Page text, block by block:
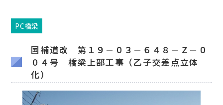
PC橋梁
国補道改 第１９－０３－６４８－Ｚ－０
０４号 橋梁上部工事（乙子交差点立体
化）